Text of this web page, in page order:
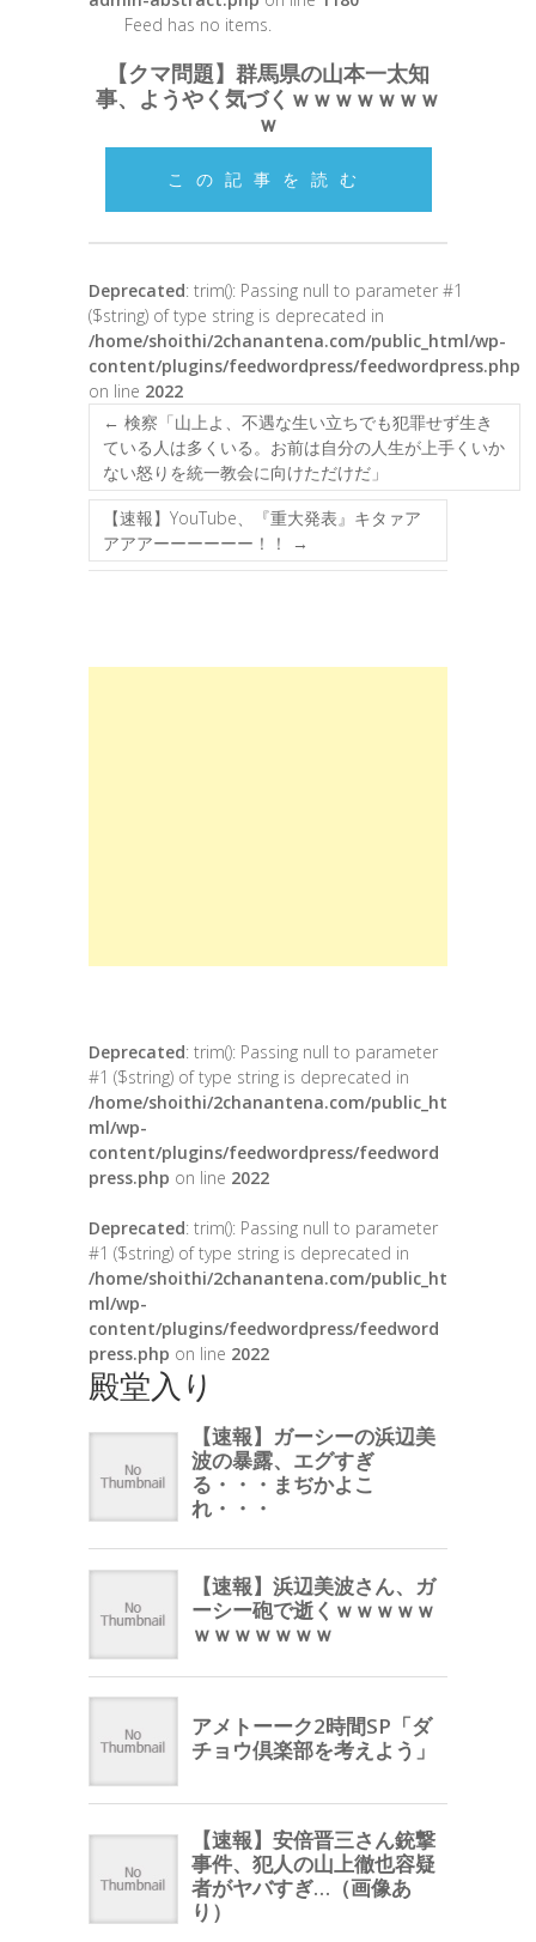
Feed has no items.
【クマ問題】群馬県の山本一太知
事、ようやく気づくｗｗｗｗｗｗｗ
ｗ
この記事を読む
Deprecated: trim(): Passing null to parameter #1
($string) of type string is deprecated in
/home/shoithi/2chanantena.com/public_html/wp-
content/plugins/feedwordpress/feedwordpress.php
on line 2022
← 検察「山上よ、不遇な生い立ちでも犯罪せず生き
ている人は多くいる。お前は自分の人生が上手くいか
ない怒りを統一教会に向けただけだ」
【速報】YouTube、『重大発表』キタァア
アアアーーーーーー！！
→
Deprecated: trim(): Passing null to parameter
#1 ($string) of type string is deprecated in
/home/shoithi/2chanantena.com/public_ht
ml/wp-
content/plugins/feedwordpress/feedword
press.php on line 2022
Deprecated: trim(): Passing null to parameter
#1 ($string) of type string is deprecated in
/home/shoithi/2chanantena.com/public_ht
ml/wp-
content/plugins/feedwordpress/feedword
press.php on line 2022
殿堂入り